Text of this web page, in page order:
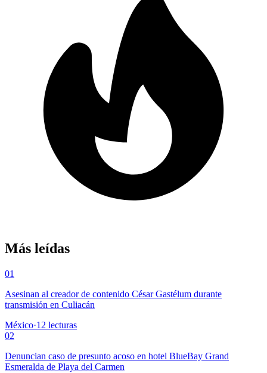
Más leídas
01
Asesinan al creador de contenido César Gastélum durante
transmisión en Culiacán
México·12 lecturas
02
Denuncian caso de presunto acoso en hotel BlueBay Grand
Esmeralda de Playa del Carmen